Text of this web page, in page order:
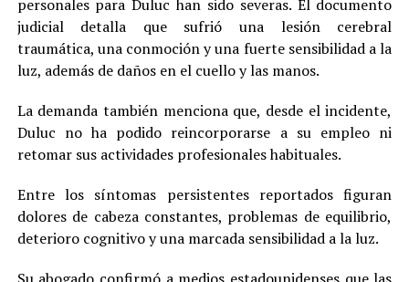
personales para Duluc han sido severas. El documento
judicial detalla que sufrió una lesión cerebral
traumática, una conmoción y una fuerte sensibilidad a la
luz, además de daños en el cuello y las manos.
La demanda también menciona que, desde el incidente,
Duluc no ha podido reincorporarse a su empleo ni
retomar sus actividades profesionales habituales.
Entre los síntomas persistentes reportados figuran
dolores de cabeza constantes, problemas de equilibrio,
deterioro cognitivo y una marcada sensibilidad a la luz.